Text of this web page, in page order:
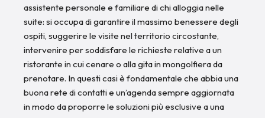
assistente personale e familiare di chi alloggia nelle
suite: si occupa di garantire il massimo benessere degli
ospiti, suggerire le visite nel territorio circostante,
intervenire per soddisfare le richieste relative a un
ristorante in cui cenare o alla gita in mongolfiera da
prenotare. In questi casi è fondamentale che abbia una
buona rete di contatti e un’agenda sempre aggiornata
in modo da proporre le soluzioni più esclusive a una